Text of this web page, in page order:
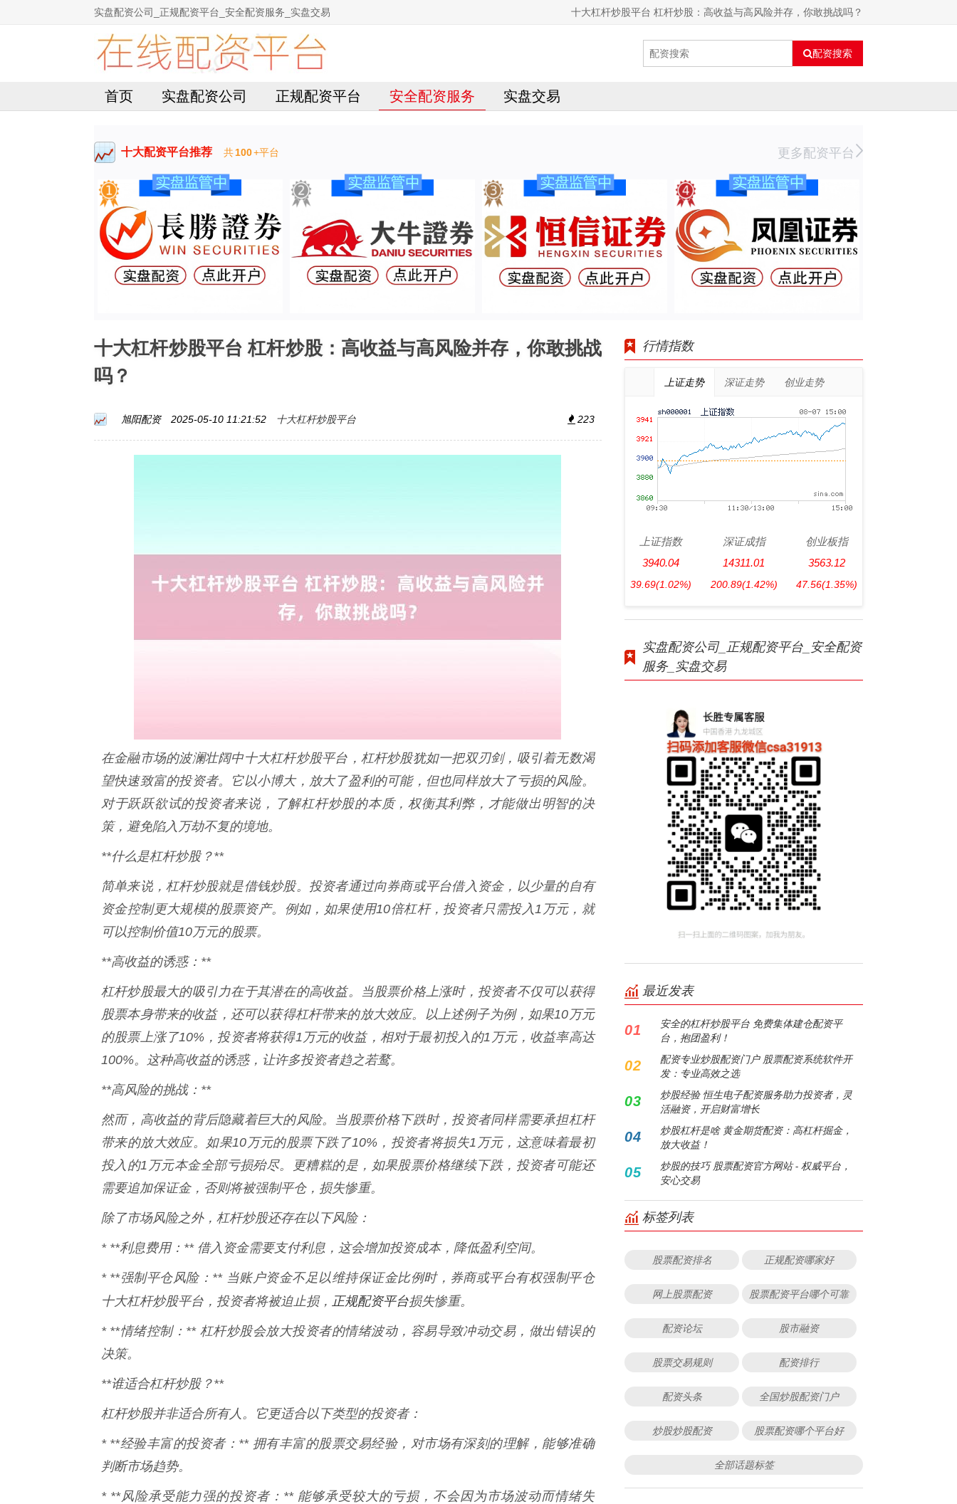
实盘配资公司_正规配资平台_安全配资服务_实盘交易 十大杠杆炒股平台 杠杆炒股：高收益与高风险并存，你敢挑战吗？
配资搜索
首页 实盘配资公司 正规配资平台 安全配资服务 实盘交易
十大配资平台推荐 共100+平台 更多配资平台
十大杠杆炒股平台 杠杆炒股：高收益与高风险并存，你敢挑战
吗？
旭阳配资 2025-05-10 11:21:52 十大杠杆炒股平台 223
在金融市场的波澜壮阔中十大杠杆炒股平台，杠杆炒股犹如一把双刃剑，吸引着无数渴
望快速致富的投资者。它以小博大，放大了盈利的可能，但也同样放大了亏损的风险。
对于跃跃欲试的投资者来说，了解杠杆炒股的本质，权衡其利弊，才能做出明智的决
策，避免陷入万劫不复的境地。
**什么是杠杆炒股？**
简单来说，杠杆炒股就是借钱炒股。投资者通过向券商或平台借入资金，以少量的自有
资金控制更大规模的股票资产。例如，如果使用10倍杠杆，投资者只需投入1万元，就
可以控制价值10万元的股票。
**高收益的诱惑：**
杠杆炒股最大的吸引力在于其潜在的高收益。当股票价格上涨时，投资者不仅可以获得
股票本身带来的收益，还可以获得杠杆带来的放大效应。以上述例子为例，如果10万元
的股票上涨了10%，投资者将获得1万元的收益，相对于最初投入的1万元，收益率高达
100%。这种高收益的诱惑，让许多投资者趋之若鹜。
**高风险的挑战：**
然而，高收益的背后隐藏着巨大的风险。当股票价格下跌时，投资者同样需要承担杠杆
带来的放大效应。如果10万元的股票下跌了10%，投资者将损失1万元，这意味着最初
投入的1万元本金全部亏损殆尽。更糟糕的是，如果股票价格继续下跌，投资者可能还
需要追加保证金，否则将被强制平仓，损失惨重。
除了市场风险之外，杠杆炒股还存在以下风险：
* **利息费用：** 借入资金需要支付利息，这会增加投资成本，降低盈利空间。
* **强制平仓风险：** 当账户资金不足以维持保证金比例时，券商或平台有权强制平仓
十大杠杆炒股平台，投资者将被迫止损， 正规配资平台损失惨重。
* **情绪控制：** 杠杆炒股会放大投资者的情绪波动，容易导致冲动交易，做出错误的
决策。
**谁适合杠杆炒股？**
杠杆炒股并非适合所有人。它更适合以下类型的投资者：
* **经验丰富的投资者：** 拥有丰富的股票交易经验，对市场有深刻的理解，能够准确
判断市场趋势。
* **风险承受能力强的投资者：** 能够承受较大的亏损，不会因为市场波动而情绪失
行情指数
上证走势 深证走势 创业走势
上证指数
3940.04
39.69(1.02%)
深证成指
14311.01
200.89(1.42%)
创业板指
3563.12
47.56(1.35%)
实盘配资公司_正规配资平台_安全配资
服务_实盘交易
最近发表
01
安全的杠杆炒股平台 免费集体建仓配资平
台，抱团盈利！
02
配资专业炒股配资门户 股票配资系统软件开
发：专业高效之选
03
炒股经验 恒生电子配资服务助力投资者，灵
活融资，开启财富增长
04
炒股杠杆是啥 黄金期货配资：高杠杆掘金，
放大收益！
05
炒股的技巧 股票配资官方网站 - 权威平台，
安心交易
标签列表
股票配资排名 正规配资哪家好
网上股票配资 股票配资平台哪个可靠
配资论坛 股市融资
股票交易规则 配资排行
配资头条 全国炒股配资门户
炒股炒股配资 股票配资哪个平台好
全部话题标签